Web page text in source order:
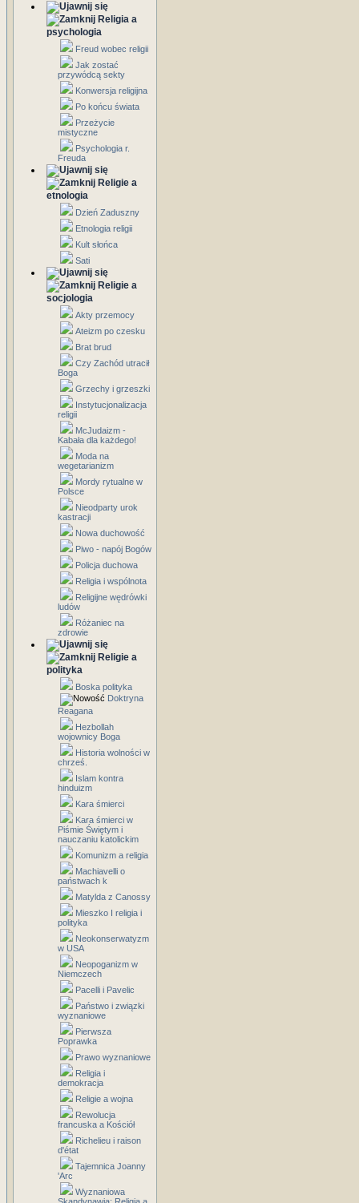
Religia a
psychologia
Freud wobec religii
Jak zostać
przywódcą sekty
Konwersja religijna
Po końcu świata
Przeżycie
mistyczne
Psychologia r.
Freuda
Religie a
etnologia
Dzień Zaduszny
Etnologia religii
Kult słońca
Sati
Religie a
socjologia
Akty przemocy
Ateizm po czesku
Brat brud
Czy Zachód utracił
Boga
Grzechy i grzeszki
Instytucjonalizacja
religii
McJudaizm -
Kabała dla każdego!
Moda na
wegetarianizm
Mordy rytualne w
Polsce
Nieodparty urok
kastracji
Nowa duchowość
Piwo - napój Bogów
Policja duchowa
Religia i wspólnota
Religijne wędrówki
ludów
Różaniec na
zdrowie
Religie a
polityka
Boska polityka
Doktryna
Reagana
Hezbollah
wojownicy Boga
Historia wolności w
chrześ.
Islam kontra
hinduizm
Kara śmierci
Kara śmierci w
Piśmie Świętym i
nauczaniu katolickim
Komunizm a religia
Machiavelli o
państwach k
Matylda z Canossy
Mieszko I religia i
polityka
Neokonserwatyzm
w USA
Neopoganizm w
Niemczech
Pacelli i Pavelic
Państwo i związki
wyznaniowe
Pierwsza
Poprawka
Prawo wyznaniowe
Religia i
demokracja
Religie a wojna
Rewolucja
francuska a Kościół
Richelieu i raison
d'état
Tajemnica Joanny
'Arc
Wyznaniowa